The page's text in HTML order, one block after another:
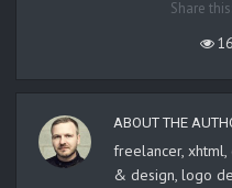
Share this:
ABOUT THE
freelancer, xhtml,
& design, logo